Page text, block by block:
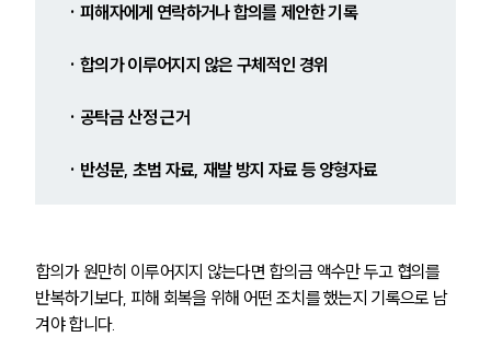
· 피해자에게 연락하거나 합의를 제안한 기록
· 합의가 이루어지지 않은 구체적인 경위
· 공탁금 산정 근거
· 반성문, 초범 자료, 재발 방지 자료 등 양형자료
합의가 원만히 이루어지지 않는다면 합의금 액수만 두고 협의를
반복하기보다, 피해 회복을 위해 어떤 조치를 했는지 기록으로 남
겨야 합니다.